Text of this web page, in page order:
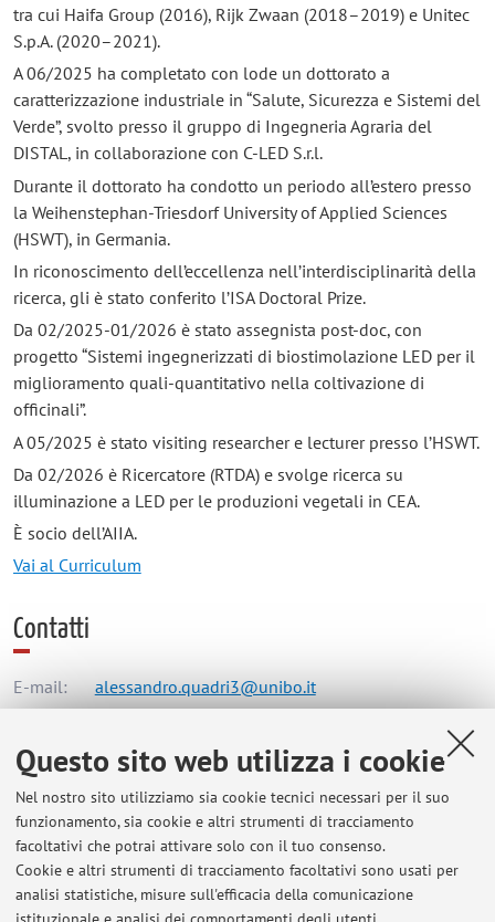
Questo sito web utilizza i cookie
Nel nostro sito utilizziamo sia cookie tecnici necessari per il suo
funzionamento, sia cookie e altri strumenti di tracciamento
facoltativi che potrai attivare solo con il tuo consenso.
Cookie e altri strumenti di tracciamento facoltativi sono usati per
analisi statistiche, misure sull'efficacia della comunicazione
tra cui Haifa Group (2016), Rijk Zwaan (2018–2019) e Unitec
S.p.A. (2020–2021).
A 06/2025 ha completato con lode un dottorato a
caratterizzazione industriale in “Salute, Sicurezza e Sistemi del
Verde”, svolto presso il gruppo di Ingegneria Agraria del
DISTAL, in collaborazione con C-LED S.r.l.
Durante il dottorato ha condotto un periodo all’estero presso
la Weihenstephan-Triesdorf University of Applied Sciences
(HSWT), in Germania.
In riconoscimento dell’eccellenza nell’interdisciplinarità della
ricerca, gli è stato conferito l’ISA Doctoral Prize.
Da 02/2025-01/2026 è stato assegnista post-doc, con
progetto “Sistemi ingegnerizzati di biostimolazione LED per il
miglioramento quali-quantitativo nella coltivazione di
officinali”.
A 05/2025 è stato visiting researcher e lecturer presso l’HSWT.
Da 02/2026 è Ricercatore (RTDA) e svolge ricerca su
illuminazione a LED per le produzioni vegetali in CEA.
È socio dell’AIIA.
Vai al Curriculum
Contatti
E-mail: alessandro.quadri3@unibo.it
Dipartimento di Scienze e Tecnologie Agro-Alimentari
Viale Fanin 50, Bologna -Vai alla mappa
Risorse in rete